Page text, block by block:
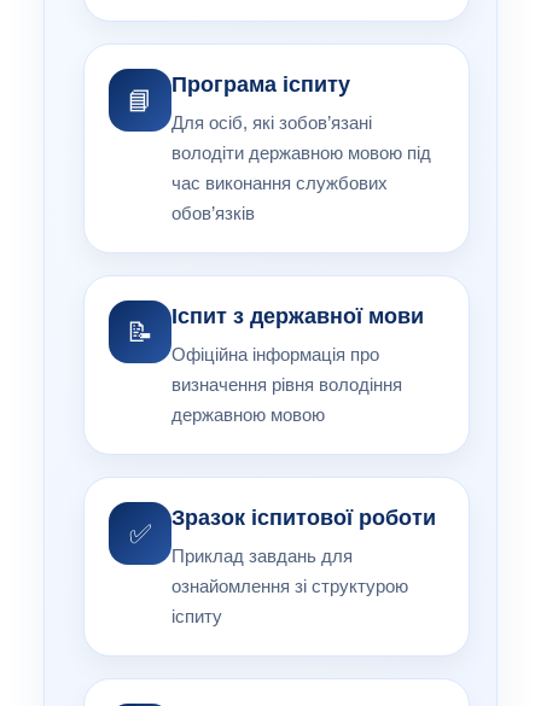
📘
Програма іспиту
Для осіб, які зобов’язані
володіти державною мовою під
час виконання службових
обов’язків
📝
Іспит з державної мови
Офіційна інформація про
визначення рівня володіння
державною мовою
✅
Зразок іспитової роботи
Приклад завдань для
ознайомлення зі структурою
іспиту